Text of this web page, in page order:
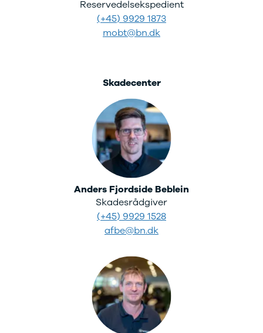
under
250.000 kr.
Byer og
Birkerød
Herning
Hillerød
Holbæk
Holstebro
Hørsholm
Kalundborg
Kolding
Køge
Ringkøbing
Silkeborg
Roskilde
Slagelse
Viborg
Århus
Jylland
Sjælland
Midtjylland
Reservedelsekspedient
(+45) 9929 1873
mobt@bn.dk
Skadecenter
Anders Fjordside Beblein
Skadesrådgiver
(+45) 9929 1528
afbe@bn.dk